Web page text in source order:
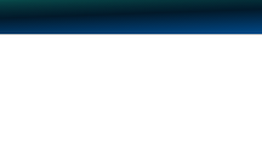
特長別に見る